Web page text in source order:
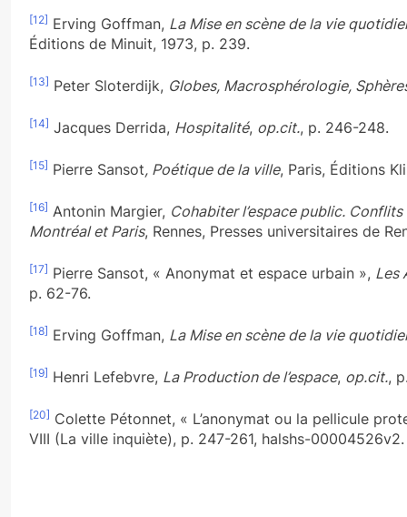
[12] Erving Goffman, La Mise en scène de la vie
Éditions de Minuit, 1973, p. 239.
[13] Peter Sloterdijk, Globes, Macrosphérologie,
[14] Jacques Derrida, Hospitalité, op.cit., p. 246-248.
[15] Pierre Sansot, Poétique de la ville, Paris, Éditions
[16] Antonin Margier, Cohabiter l’espace public.
Montréal et Paris, Rennes, Presses universitaires de
[17] Pierre Sansot, « Anonymat et espace urbain », Les
p. 62-76.
[18] Erving Goffman, La Mise en scène de la vie
[19] Henri Lefebvre, La Production de l’espace, op.cit.,
[20] Colette Pétonnet, « L’anonymat ou la pellicule
VIII (La ville inquiète), p. 247-261, halshs-00004526v2.